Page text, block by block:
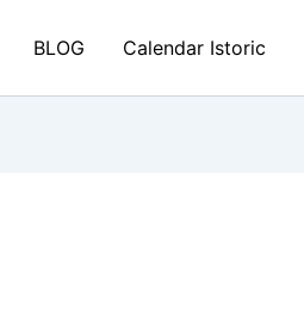
BLOG Calendar Istoric